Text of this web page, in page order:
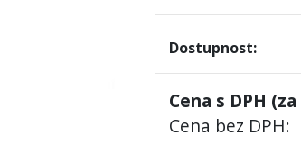
Dostupnost:
Cena s DPH (za
Cena bez DPH: